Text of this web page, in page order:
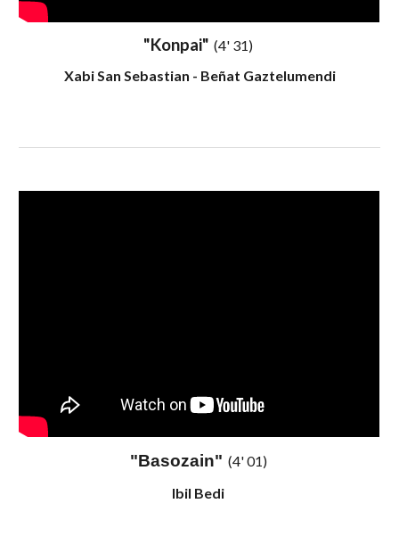
"Konpai" (4' 31)
Xabi San Sebastian - Beñat Gaztelumendi
"Basozain" (4' 01)
Ibil Bedi